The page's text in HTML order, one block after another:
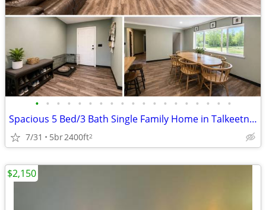
• • • • • • • • • • • • • • • • • • •
Spacious 5 Bed/3 Bath Single Family Home in Talkeetna - $2,300/Mo
7/31 5br2400ft2
$2,150